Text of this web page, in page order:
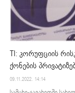
TI: კორუფციის
ქონების
09.11.2022. 14:14